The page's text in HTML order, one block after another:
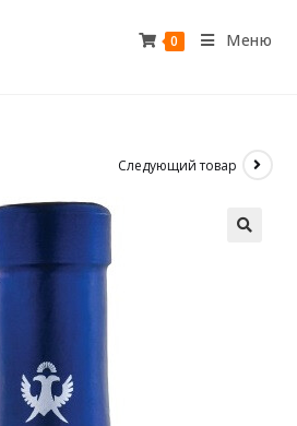
0 Меню
Следующий товар